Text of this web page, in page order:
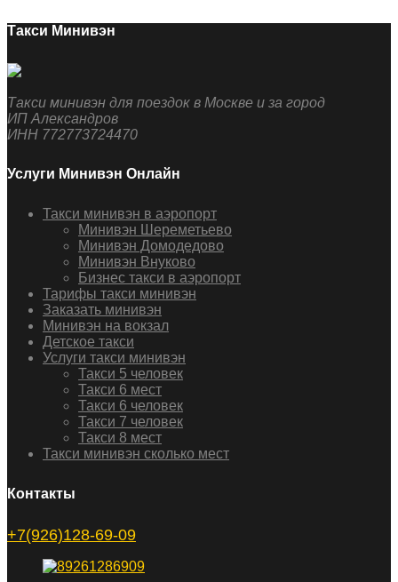
Такси Минивэн
Такси минивэн для поездок в Москве и за город
ИП Александров
ИНН 772773724470
Услуги Минивэн Онлайн
Такси минивэн в аэропорт
Минивэн Шереметьево
Минивэн Домодедово
Минивэн Внуково
Бизнес такси в аэропорт
Тарифы такси минивэн
Заказать минивэн
Минивэн на вокзал
Детское такси
Услуги такси минивэн
Такси 5 человек
Такси 6 мест
Такси 6 человек
Такси 7 человек
Такси 8 мест
Такси минивэн сколько мест
Контакты
+7(926)128-69-09